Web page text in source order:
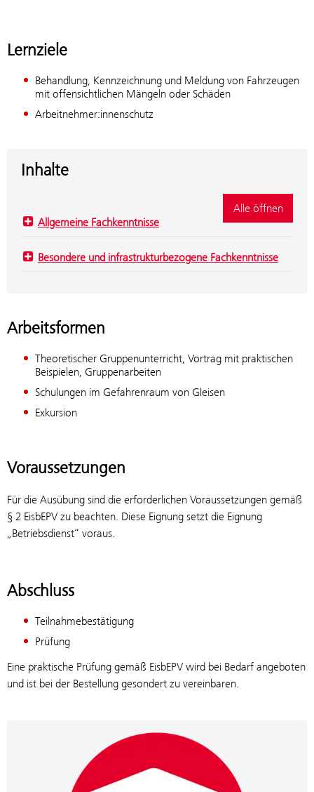
Lernziele
Behandlung, Kennzeichnung und Meldung von Fahrzeugen
mit offensichtlichen Mängeln oder Schäden
Arbeitnehmer:innenschutz
Inhalte
Alle öffnen
Allgemeine Fachkenntnisse
Besondere und infrastrukturbezogene Fachkenntnisse
Arbeitsformen
Theoretischer Gruppenunterricht, Vortrag mit praktischen
Beispielen, Gruppenarbeiten
Schulungen im Gefahrenraum von Gleisen
Exkursion
Voraussetzungen
Für die Ausübung sind die erforderlichen Voraussetzungen gemäß
§ 2 EisbEPV zu beachten. Diese Eignung setzt die Eignung
„Betriebsdienst“ voraus.
Abschluss
Teilnahmebestätigung
Prüfung
Eine praktische Prüfung gemäß EisbEPV wird bei Bedarf angeboten
und ist bei der Bestellung gesondert zu vereinbaren.